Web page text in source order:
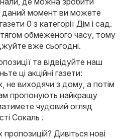
даний момент ви можете
0 з категорії Дім і сад.
обмеженого часу, тому
вже сьогодні.
та відвідуйте наш
ці акційні газети:
не виходячи з дому, а потім
пропонують найкращу
чудовий огляд
Сокаль .
Дивіться нові